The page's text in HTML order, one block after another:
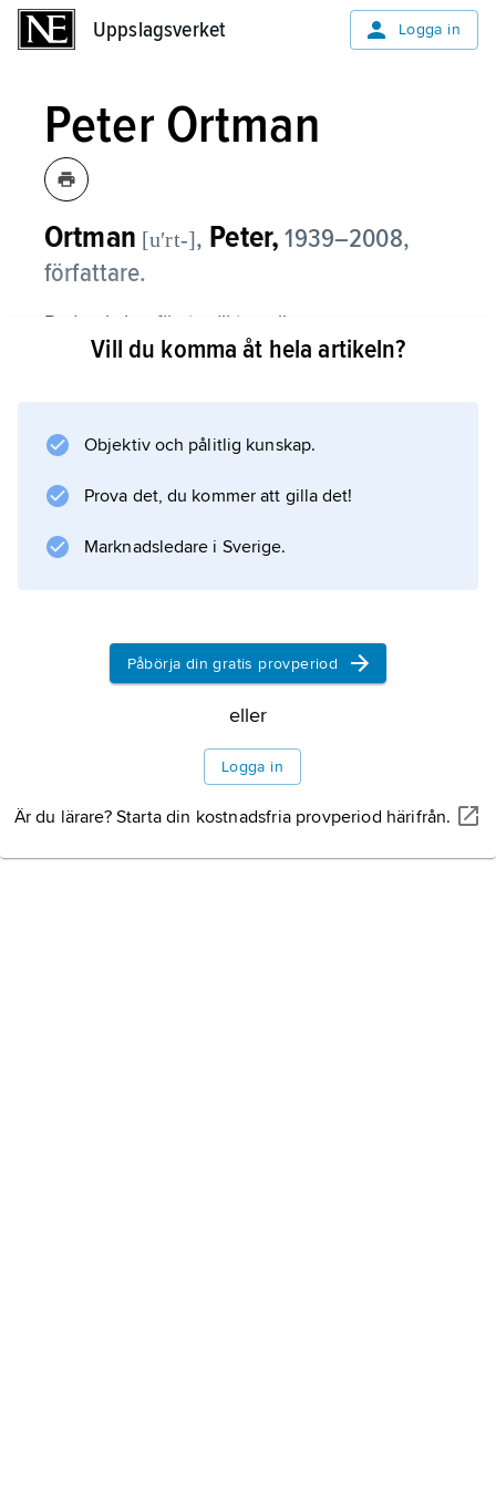
Uppslagsverket Logga in
Peter Ortman
Ortman [uʹrt-], Peter, 1939–2008,
författare.
Redan i sina första diktsamlingar,
Privat O
(1968), framstod Ortman som en originell poet,
Bland hans senare diktsamlingar kan nämnas
Ögla
(1999),
Det måste vara själen
(2003) och
Information om artikeln
Vill du komma åt hela artikeln?
Objektiv och pålitlig kunskap.
Prova det, du kommer att gilla det!
Marknadsledare i Sverige.
Påbörja din gratis provperiod
eller
Logga in
Är du lärare? Starta din kostnadsfria provperiod härifrån.